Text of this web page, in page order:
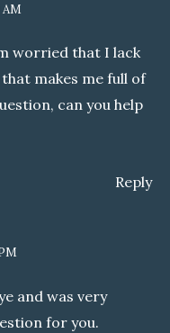
AM
worried that I lack
makes me full of
can you help
Reply
and was very
for you.